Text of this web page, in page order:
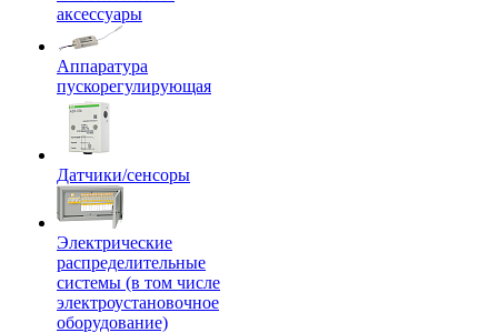
аксессуары
Аппаратура
пускорегулирующая
Датчики/сенсоры
Электрические
распределительные
системы (в том числе
электроустановочное
оборудование)